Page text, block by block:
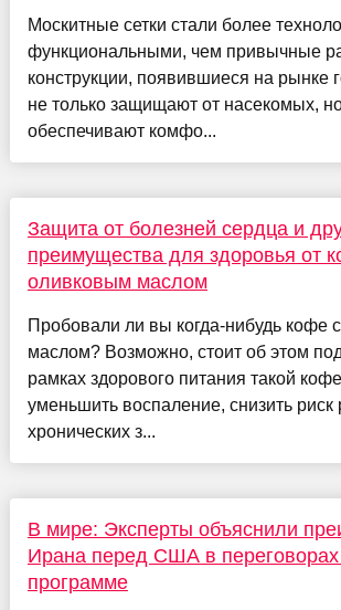
Москитные сетки стали более
функциональными, чем привычные
конструкции, появившиеся на рынке
не только защищают от насекомых,
обеспечивают комфо...
Защита от болезней сердца и
преимущества для здоровья от
оливковым маслом
Пробовали ли вы когда-нибудь кофе
маслом? Возможно, стоит об этом
рамках здорового питания такой
уменьшить воспаление, снизить риск
хронических з...
В мире: Эксперты объяснили
Ирана перед США в
программе